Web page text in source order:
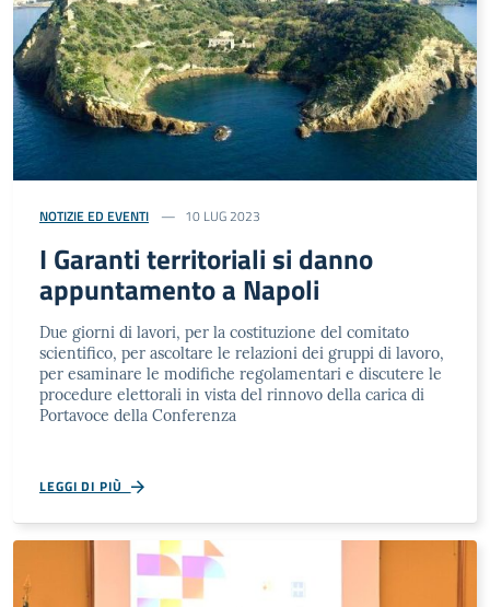
NOTIZIE ED EVENTI 10 LUG 2023
I Garanti territoriali si danno
appuntamento a Napoli
Due giorni di lavori, per la costituzione del comitato
scientifico, per ascoltare le relazioni dei gruppi di lavoro,
per esaminare le modifiche regolamentari e discutere le
procedure elettorali in vista del rinnovo della carica di
Portavoce della Conferenza
LEGGI DI PIÙ